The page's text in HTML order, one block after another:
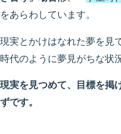
をあらわしています。
現実とかけはなれた夢を見
時代のように夢見がちな状
現実を見つめて、目標を掲
ずです。